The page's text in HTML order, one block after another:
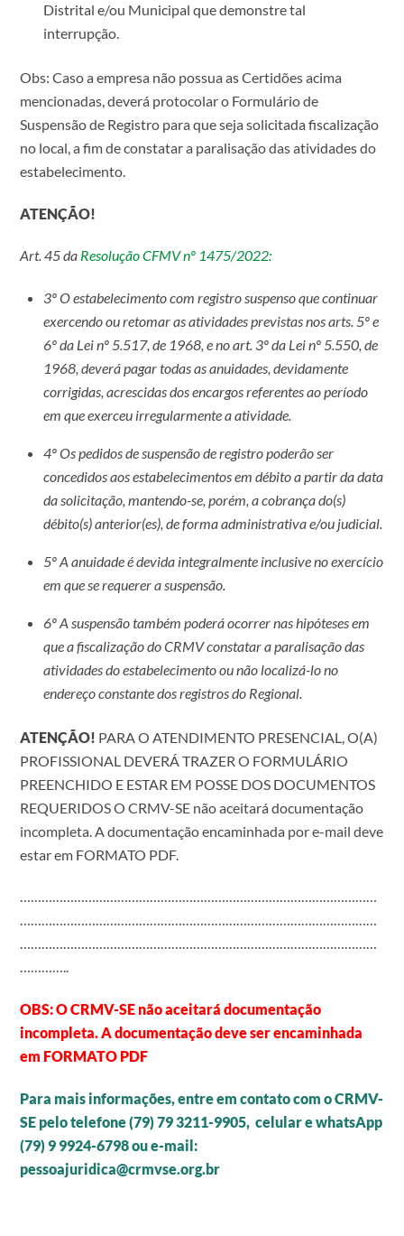
Distrital e/ou Municipal que demonstre tal
interrupção.
Obs: Caso a empresa não possua as Certidões acima
mencionadas, deverá protocolar o Formulário de
Suspensão de Registro para que seja solicitada fiscalização
no local, a fim de constatar a paralisação das atividades do
estabelecimento.
ATENÇÃO!
Art. 45 da Resolução CFMV nº 1475/2022:
3º O estabelecimento com registro suspenso que continuar
exercendo ou retomar as atividades previstas nos arts. 5º e
6º da Lei nº 5.517, de 1968, e no art. 3º da Lei nº 5.550, de
1968, deverá pagar todas as anuidades, devidamente
corrigidas, acrescidas dos encargos referentes ao período
em que exerceu irregularmente a atividade.
4º Os pedidos de suspensão de registro poderão ser
concedidos aos estabelecimentos em débito a partir da data
da solicitação, mantendo-se, porém, a cobrança do(s)
débito(s) anterior(es), de forma administrativa e/ou judicial.
5º A anuidade é devida integralmente inclusive no exercício
em que se requerer a suspensão.
6º A suspensão também poderá ocorrer nas hipóteses em
que a fiscalização do CRMV constatar a paralisação das
atividades do estabelecimento ou não localizá-lo no
endereço constante dos registros do Regional.
ATENÇÃO! PARA O ATENDIMENTO PRESENCIAL, O(A)
PROFISSIONAL DEVERÁ TRAZER O FORMULÁRIO
PREENCHIDO E ESTAR EM POSSE DOS DOCUMENTOS
REQUERIDOS O CRMV-SE não aceitará documentação
incompleta. A documentação encaminhada por e-mail deve
estar em FORMATO PDF.
………………………………………………………………………………………
………………………………………………………………………………………
………………………………………………………………………………………
…………..
OBS: O CRMV-SE não aceitará documentação
incompleta. A documentação deve ser encaminhada
em FORMATO PDF
Para mais informações, entre em contato com o CRMV-
SE pelo telefone (79) 79 3211-9905, celular e whatsApp
(79) 9 9924-6798 ou e-mail:
pessoajuridica@crmvse.org.br